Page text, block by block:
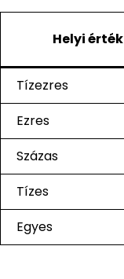
Helyi érték
Tízezres
Ezres
Százas
Tízes
Egyes